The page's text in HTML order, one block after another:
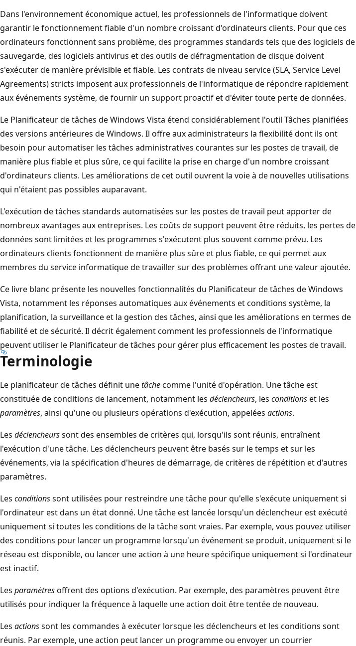
Dans l'environnement économique actuel, les professionnels de l'informatique doivent
garantir le fonctionnement fiable d'un nombre croissant d'ordinateurs clients. Pour que ces
ordinateurs fonctionnent sans problème, des programmes standards tels que des logiciels de
sauvegarde, des logiciels antivirus et des outils de défragmentation de disque doivent
s'exécuter de manière prévisible et fiable. Les contrats de niveau service (SLA, Service Level
Agreements) stricts imposent aux professionnels de l'informatique de répondre rapidement
aux événements système, de fournir un support proactif et d'éviter toute perte de données.
Le Planificateur de tâches de Windows Vista étend considérablement l'outil Tâches planifiées
des versions antérieures de Windows. Il offre aux administrateurs la flexibilité dont ils ont
besoin pour automatiser les tâches administratives courantes sur les postes de travail, de
manière plus fiable et plus sûre, ce qui facilite la prise en charge d'un nombre croissant
d'ordinateurs clients. Les améliorations de cet outil ouvrent la voie à de nouvelles utilisations
qui n'étaient pas possibles auparavant.
L'exécution de tâches standards automatisées sur les postes de travail peut apporter de
nombreux avantages aux entreprises. Les coûts de support peuvent être réduits, les pertes de
données sont limitées et les programmes s'exécutent plus souvent comme prévu. Les
ordinateurs clients fonctionnent de manière plus sûre et plus fiable, ce qui permet aux
membres du service informatique de travailler sur des problèmes offrant une valeur ajoutée.
Ce livre blanc présente les nouvelles fonctionnalités du Planificateur de tâches de Windows
Vista, notamment les réponses automatiques aux événements et conditions système, la
planification, la surveillance et la gestion des tâches, ainsi que les améliorations en termes de
fiabilité et de sécurité. Il décrit également comment les professionnels de l'informatique
peuvent utiliser le Planificateur de tâches pour gérer plus efficacement les postes de travail.
Terminologie
Le planificateur de tâches définit unetâchecomme l'unité d'opération. Une tâche est
constituée de conditions de lancement, notamment les déclencheurs, les conditionset les
paramètres, ainsi qu'une ou plusieurs opérations d'exécution, appelées actions.
Les déclencheurssont des ensembles de critères qui, lorsqu'ils sont réunis, entraînent
l'exécution d'une tâche. Les déclencheurs peuvent être basés sur le temps et sur les
événements, via la spécification d'heures de démarrage, de critères de répétition et d'autres
paramètres.
Les conditionssont utilisées pour restreindre une tâche pour qu'elle s'exécute uniquement si
l'ordinateur est dans un état donné. Une tâche est lancée lorsqu'un déclencheur est exécuté
uniquement si toutes les conditions de la tâche sont vraies. Par exemple, vous pouvez utiliser
des conditions pour lancer un programme lorsqu'un événement se produit, uniquement si le
réseau est disponible, ou lancer une action à une heure spécifique uniquement si l'ordinateur
est inactif.
Les paramètresoffrent des options d'exécution. Par exemple, des paramètres peuvent être
utilisés pour indiquer la fréquence à laquelle une action doit être tentée de nouveau.
Les actionssont les commandes à exécuter lorsque les déclencheurs et les conditions sont
réunis. Par exemple, une action peut lancer un programme ou envoyer un courrier